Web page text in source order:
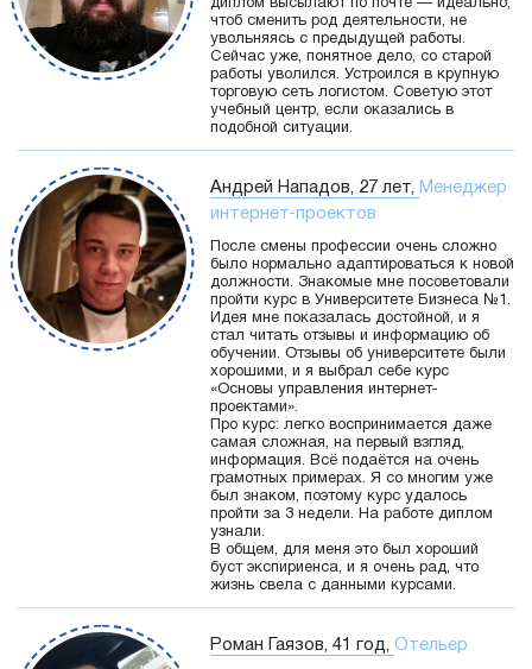
диплом высылают по почте — идеально,
чтоб сменить род деятельности, не
увольняясь с предыдущей работы.
Сейчас уже, понятное дело, со старой
работы уволился. Устроился в крупную
торговую сеть логистом. Советую этот
учебный центр, если оказались в
подобной ситуации.
Андрей Нападов, 27 лет, Менеджер
интернет-проектов
После смены профессии очень сложно
было нормально адаптироваться к новой
должности. Знакомые мне посоветовали
пройти курс в Университете Бизнеса №1.
Идея мне показалась достойной, и я
стал читать отзывы и информацию об
обучении. Отзывы об университете были
хорошими, и я выбрал себе курс
«Основы управления интернет-
проектами».
Про курс: легко воспринимается даже
самая сложная, на первый взгляд,
информация. Всё подаётся на очень
грамотных примерах. Я со многим уже
был знаком, поэтому курс удалось
пройти за 3 недели. На работе диплом
узнали.
В общем, для меня это был хороший
буст экспириенса, и я очень рад, что
жизнь свела с данными курсами.
Роман Гаязов, 41 год, Отельер